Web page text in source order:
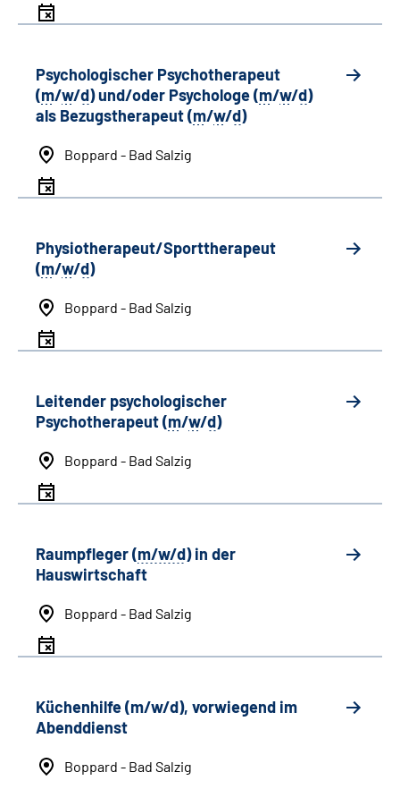
Psychologischer Psychotherapeut
(m/w/d) und/oder Psychologe (m/w/d)
als Bezugstherapeut (m/w/d)
Boppard - Bad Salzig
Physiotherapeut/Sporttherapeut
(m/w/d)
Boppard - Bad Salzig
Leitender psychologischer
Psychotherapeut (m/w/d)
Boppard - Bad Salzig
Raumpfleger (m/w/d) in der
Hauswirtschaft
Boppard - Bad Salzig
Küchenhilfe (m/w/d), vorwiegend im
Abenddienst
Boppard - Bad Salzig